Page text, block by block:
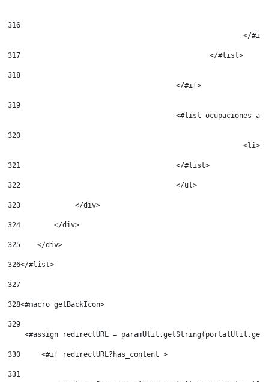
316
</
317
						</#list>
318
319
<#list ocupaciones
320
321
					</#list>
322
					</ul>
323
            	</div>
324
        </div>
325
    </div>
326</#list>
327
328<#macro getBackIcon>
329
<#assign redirectURL =
330
	<#if redirectURL?has_content >
331